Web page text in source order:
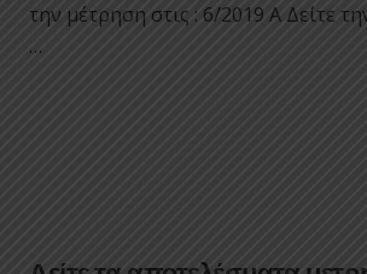
την μέτρηση στις : 6/2019 A Δείτε
…